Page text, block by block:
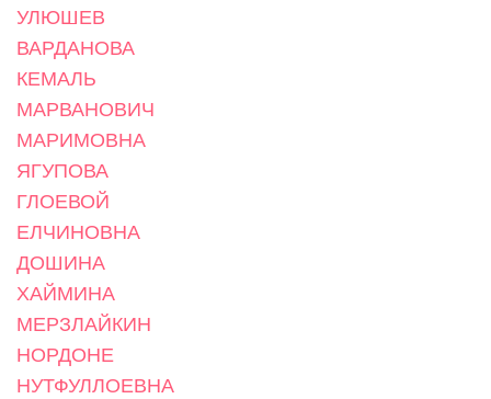
УЛЮШЕВ
ВАРДАНОВА
КЕМАЛЬ
МАРВАНОВИЧ
МАРИМОВНА
ЯГУПОВА
ГЛОЕВОЙ
ЕЛЧИНОВНА
ДОШИНА
ХАЙМИНА
МЕРЗЛАЙКИН
НОРДОНЕ
НУТФУЛЛОЕВНА